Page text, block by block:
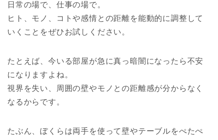
日常の場で、仕事の場で。
ヒト、モノ、コトや感情との距離を能動的に調整して
いくことをぜひお試しください。
たとえば、今いる部屋が急に真っ暗闇になったら不安
になりますよね。
視界を失い、周囲の壁やモノとの距離感が分からなく
なるからです。
たぶん、ぼくらは両手を使って壁やテーブルをぺたぺ